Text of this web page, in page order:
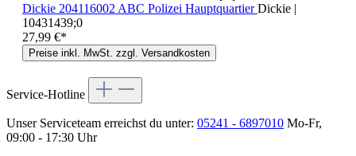
Dickie 204116002 ABC Polizei HauptquartierDickie |
10431439;0
27,99 €*
Preise inkl. MwSt. zzgl. Versandkosten
Service-Hotline
Unser Serviceteam erreichst du unter: 05241 - 6897010 Mo-Fr,
09:00 - 17:30 Uhr